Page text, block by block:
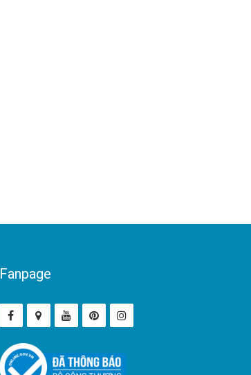
Fanpage